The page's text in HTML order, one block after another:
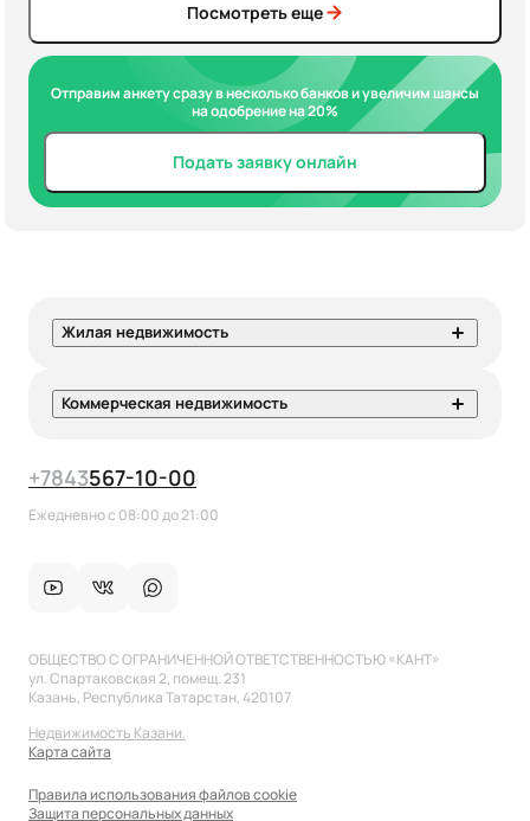
Посмотреть еще
Отправим анкету сразу в несколько банков и увеличим шансы
на одобрение на 20%
Подать заявку онлайн
Жилая недвижимость
Коммерческая недвижимость
+7843567-10-00
Ежедневно с 08:00 до 21:00
ОБЩЕСТВО С ОГРАНИЧЕННОЙ ОТВЕТСТВЕННОСТЬЮ «КАНТ»
ул. Спартаковская 2, помещ. 231
Казань, Республика Татарстан, 420107
Недвижимость Казани.
Карта сайта
Правила использования файлов cookie
Защита персональных данных